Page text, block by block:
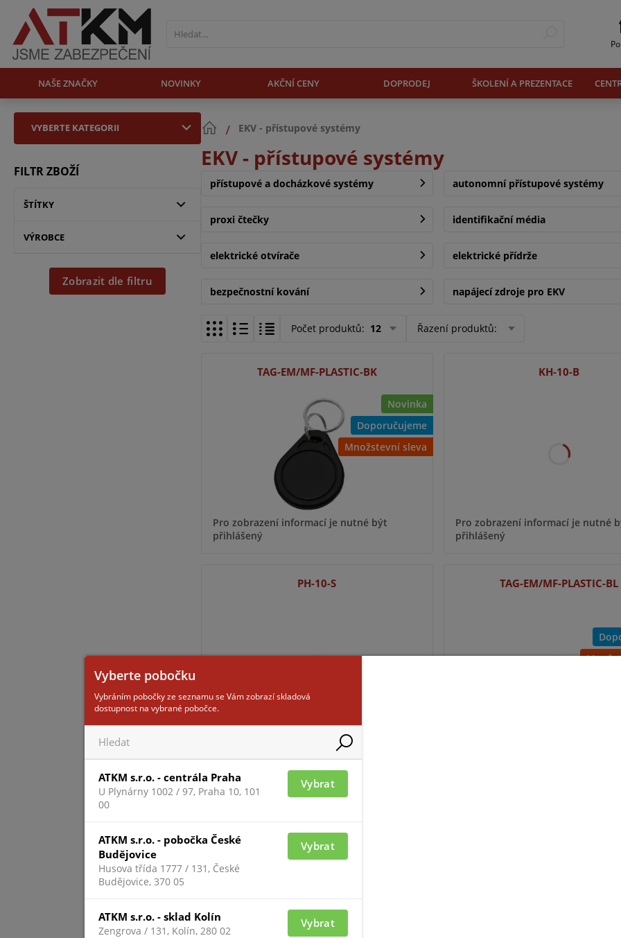
NAŠE ZNAČKY NOVINKY AKČNÍ CENY DOPRODEJ ŠKOLENÍ A PREZENTACE
VYBERTE KATEGORII
FILTR ZBOŽÍ
ŠTÍTKY
VÝROBCE
Zobrazit dle filtru
EKV - přístupové systémy
EKV - přístupové systémy
přístupové a docházkové systémy autonomní přístupové systémy
proxi čtečky identifikační média
elektrické otvírače elektrické přídrže
bezpečnostní kování napájecí zdroje pro EKV
Počet produktů: 12 Řazení produktů:
Novinka
Doporučujeme
Množstevní sleva
TAG-EM/MF-PLASTIC-BK
Pro zobrazení informací je nutné být
přihlášený
KH-10-B
Pro zobrazení informací je nutné
přihlášený
PH-10-S
Pro zobrazení informací je nutné být
TAG-EM/MF-PLASTIC-BL
RFID-PRIVESEK-MF
Vyberte pobočku
Vybráním pobočky ze seznamu se Vám zobrazí skladová
dostupnost na vybrané pobočce.
ATKM s.r.o. - centrála Praha
U Plynárny 1002 / 97, Praha 10, 101
00
Vybrat
ATKM s.r.o. - pobočka České
Budějovice
Husova třída 1777 / 131, České
Budějovice, 370 05
Vybrat
ATKM s.r.o. - sklad Kolín
Zengrova / 131, Kolín, 280 02
Vybrat